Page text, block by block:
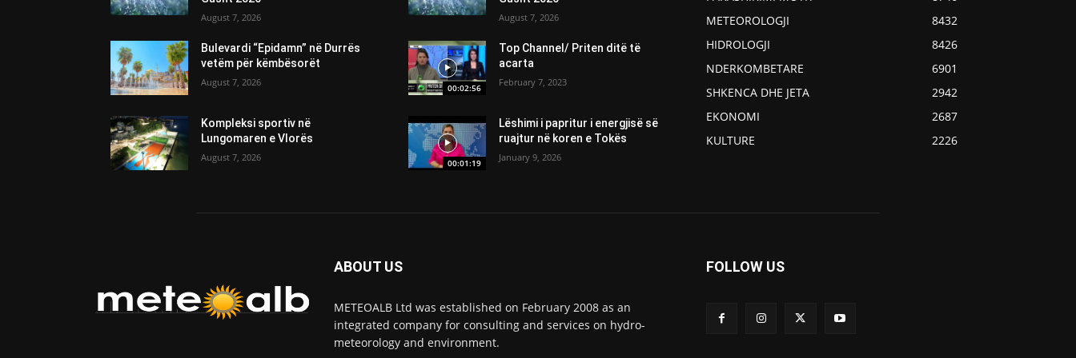
August 7, 2026
Bulevardi “Epidamn” në Durrës
vetëm për këmbësorët
August 7, 2026
Kompleksi sportiv në
Lungomaren e Vlorës
August 7, 2026
August 7, 2026
00:02:56
Top Channel/ Priten ditë të
acarta
February 7, 2023
00:01:19
Lëshimi i papritur i energjisë së
ruajtur në koren e Tokës
January 9, 2026
METEOROLOGJI
8432
HIDROLOGJI
8426
NDERKOMBETARE
6901
SHKENCA DHE JETA
2942
EKONOMI
2687
KULTURE
2226
ABOUT US
METEOALB Ltd was established on February 2008 as an
integrated company for consulting and services on hydro-
meteorology and environment.
FOLLOW US